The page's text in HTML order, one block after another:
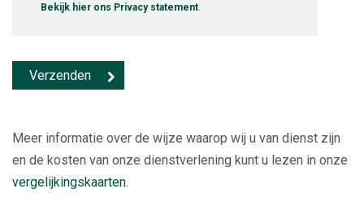
Bekijk hier ons Privacy statement.
Meer informatie over de wijze waarop wij u van dienst zijn
en de kosten van onze dienstverlening kunt u lezen in onze
vergelijkingskaarten.